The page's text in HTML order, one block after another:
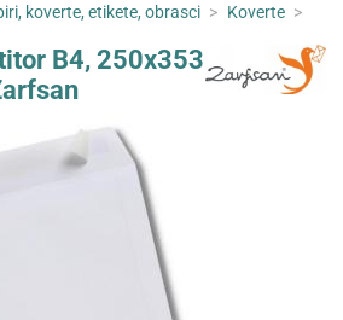
koverte, etikete, obrasci > Koverte >
B4, 250x353